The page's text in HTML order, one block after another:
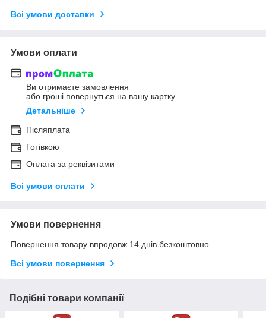
Всі умови доставки
Умови оплати
Ви отримаєте замовлення
або гроші повернуться на вашу картку
Детальніше
Післяплата
Готівкою
Оплата за реквізитами
Всі умови оплати
Умови повернення
Повернення товару впродовж 14 днів безкоштовно
Всі умови повернення
Подібні товари компанії